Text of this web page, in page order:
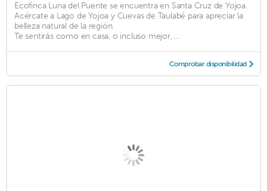
Ecofinca Luna del Puente se encuentra en Santa Cruz de Yojoa.
Acércate a Lago de Yojoa y Cuevas de Taulabé para apreciar la
belleza natural de la región.
Te sentirás como en casa, o incluso mejor, ...
Comprobar disponibilidad